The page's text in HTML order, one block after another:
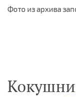
Фото из архива